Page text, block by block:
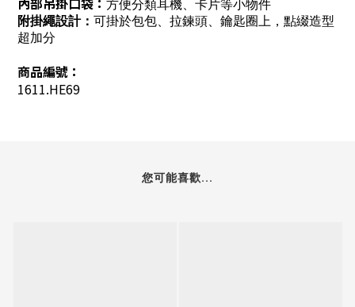
方便分類耳機、卡片等小物件
附掛繩設計： 可掛於包包、拉鍊頭、鑰匙圈上，點綴造型
超加分
商品編號：
1611.HE69
您可能喜歡...